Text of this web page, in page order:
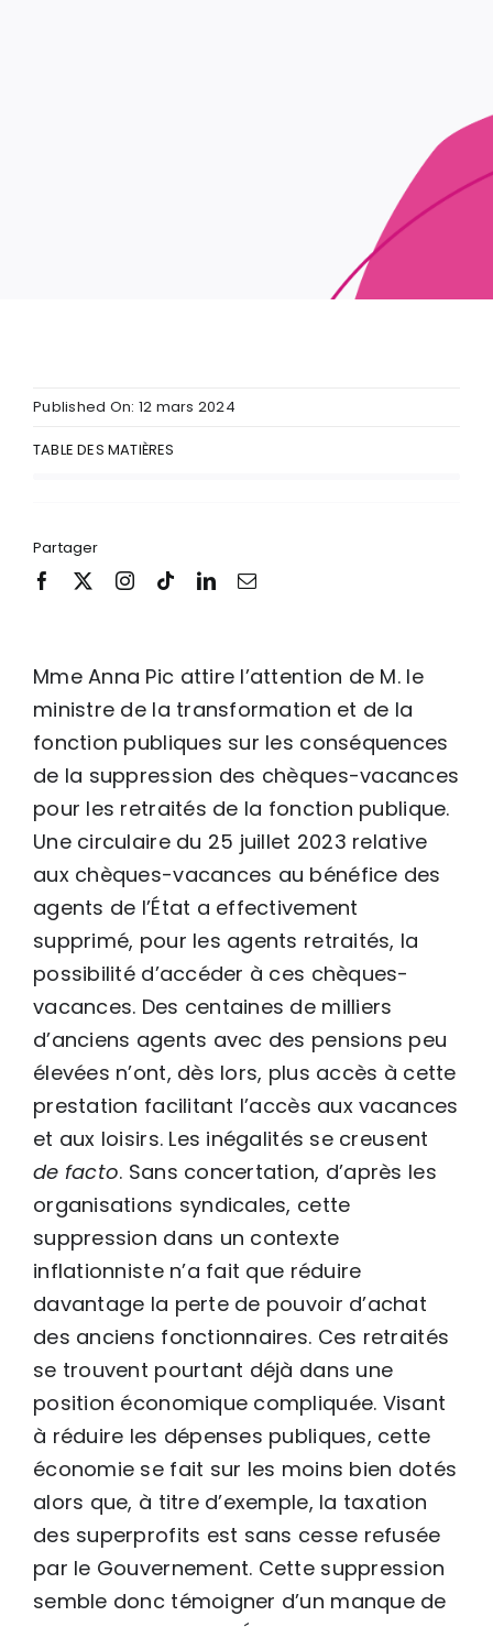
Published On: 12 mars 2024
TABLE DES MATIÈRES
Partager
Mme Anna Pic attire l’attention de M. le
ministre de la transformation et de la
fonction publiques sur les conséquences
de la suppression des chèques-vacances
pour les retraités de la fonction publique.
Une circulaire du 25 juillet 2023 relative
aux chèques-vacances au bénéfice des
agents de l’État a effectivement
supprimé, pour les agents retraités, la
possibilité d’accéder à ces chèques-
vacances. Des centaines de milliers
d’anciens agents avec des pensions peu
élevées n’ont, dès lors, plus accès à cette
prestation facilitant l’accès aux vacances
et aux loisirs. Les inégalités se creusent
de facto. Sans concertation, d’après les
organisations syndicales, cette
suppression dans un contexte
inflationniste n’a fait que réduire
davantage la perte de pouvoir d’achat
des anciens fonctionnaires. Ces retraités
se trouvent pourtant déjà dans une
position économique compliquée. Visant
à réduire les dépenses publiques, cette
économie se fait sur les moins bien dotés
alors que, à titre d’exemple, la taxation
des superprofits est sans cesse refusée
par le Gouvernement. Cette suppression
semble donc témoigner d’un manque de